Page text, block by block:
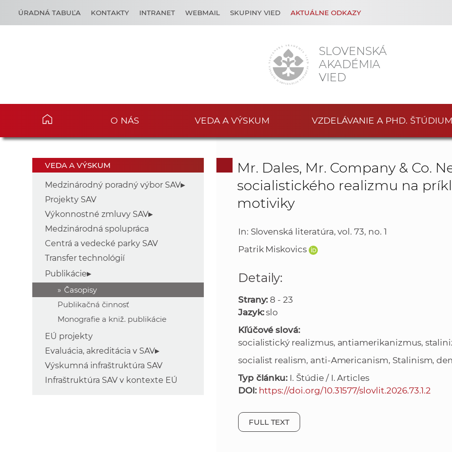
SLOVENSKÁ
AKADÉMIA
VIED
ÚRADNÁ TABUĽA KONTAKTY INTRANET WEBMAIL SKUPINY VIED AKTUÁLNE ODKAZY
O NÁS VEDA A VÝSKUM VZDELÁVANIE A PHD. ŠTÚDIUM
VEDA A VÝSKUM
Medzinárodný poradný výbor SAV
Projekty SAV
Výkonnostné zmluvy SAV
Medzinárodná spolupráca
Centrá a vedecké parky SAV
Transfer technológií
Publikácie
Časopisy
Publikačná činnosť
Monografie a kniž. publikácie
EÚ projekty
Evaluácia, akreditácia v SAV
Výskumná infraštruktúra SAV
Infraštruktúra SAV v kontexte EÚ
Mr. Dales, Mr. Company & Co.
socialistického realizmu na
motiviky
In: Slovenská literatúra, vol. 73, no. 1
Patrik Miskovics
Detaily:
Strany: 8 - 23
Jazyk:slo
Kľúčové slová:
socialistický realizmus, antiamerikanizmus,
socialist realism, anti-Americanism, Stalinism,
Typ článku: I. Štúdie / I. Articles
DOI: https://doi.org/10.31577/slovlit.2026.73.1.2
FULL TEXT